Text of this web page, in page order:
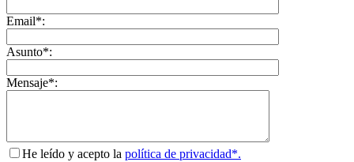
Email*:
Asunto*:
Mensaje*:
He leído y acepto la política de privacidad*.